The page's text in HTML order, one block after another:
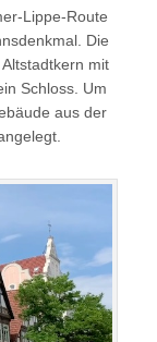
Lippe-Route
Die
mit
Schloss. Um
aus der